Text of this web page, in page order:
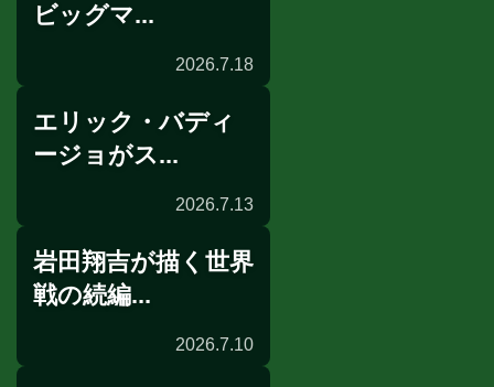
記者会見
ビッグマ...
2026.7.18
公開練習
エリック・バディ
ージョがス...
2026.7.13
岩田翔吉が描く世界
戦の続編...
2026.7.10